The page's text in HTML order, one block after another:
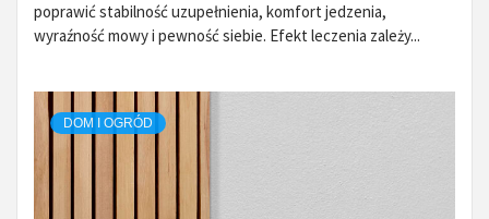
poprawić stabilność uzupełnienia, komfort jedzenia,
wyraźność mowy i pewność siebie. Efekt leczenia zależy...
DOM I OGRÓD